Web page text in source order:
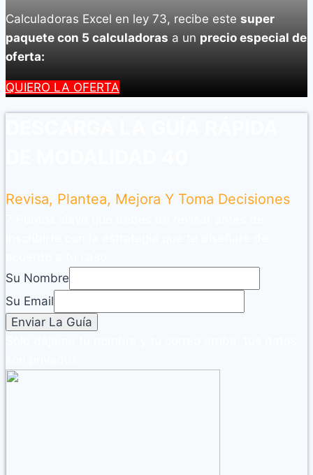
Calculadoras Excel en ley 73, recibe este super
paquete con 5 calculadoras a un precio especial de
oferta:
QUIERO LA OFERTA
Revisa, Plantea, Mejora Y Toma Decisiones
Su Nombre
Su Email